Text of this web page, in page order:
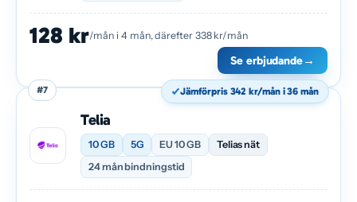
128 kr/mån i 4 mån, därefter 338 kr/mån
Se erbjudande→
#7
Telia
10 GB 5G EU 10 GB
Telias nät
24 mån bindningstid
Jämförpris 342 kr/mån i 36 mån